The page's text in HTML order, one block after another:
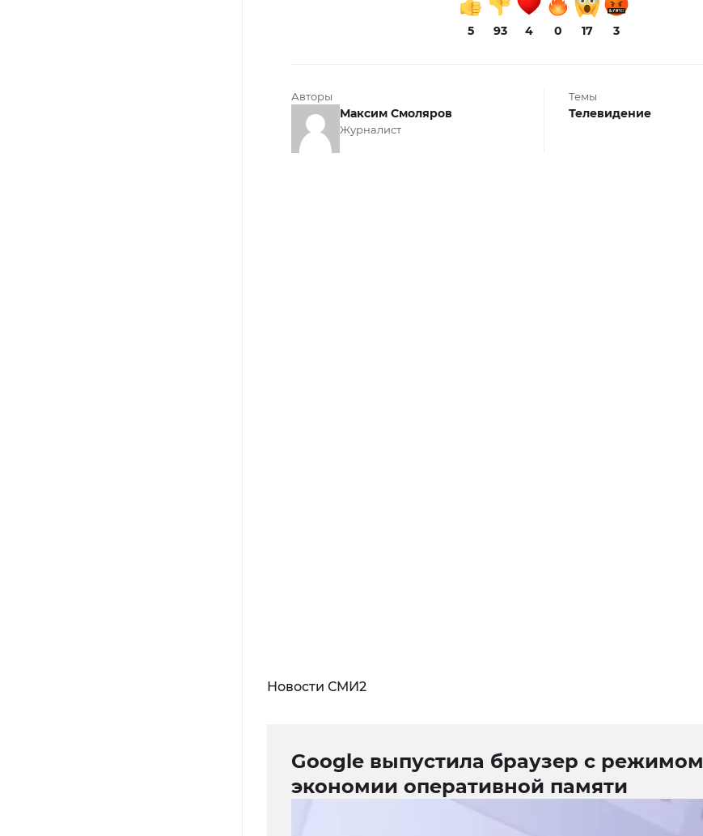
5 93 4 0 17 3
Авторы
Максим Смоляров
Журналист
Темы
Телевидение
Новости СМИ2
Google выпустила браузер с режимом
экономии оперативной памяти